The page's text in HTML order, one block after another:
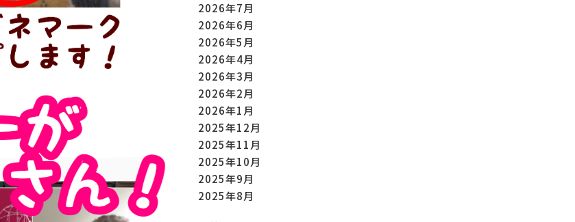
2026年7月
2026年6月
2026年5月
2026年4月
2026年3月
2026年2月
2026年1月
2025年12月
2025年11月
2025年10月
2025年9月
2025年8月